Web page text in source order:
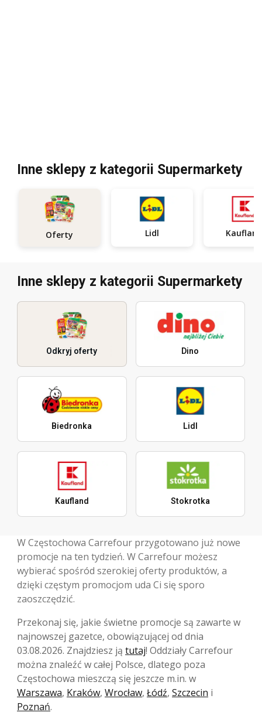
Inne sklepy z kategorii Supermarkety
Oferty Lidl
Inne sklepy z kategorii Supermarkety
Odkryj oferty Dino
Biedronka Lidl
Kaufland Stokrotka
W Częstochowa Carrefour przygotowano już nowe
promocje na ten tydzień. W Carrefour możesz
wybierać spośród szerokiej oferty produktów, a
dzięki częstym promocjom uda Ci się sporo
zaoszczędzić.
Przekonaj się, jakie świetne promocje są zawarte w
najnowszej gazetce, obowiązującej od dnia
03.08.2026. Znajdziesz ją tutaj! Oddziały Carrefour
można znaleźć w całej Polsce, dlatego poza
Częstochowa mieszczą się jeszcze m.in. w
Warszawa, Kraków, Wrocław, Łódź, Szczecin i
Poznań.